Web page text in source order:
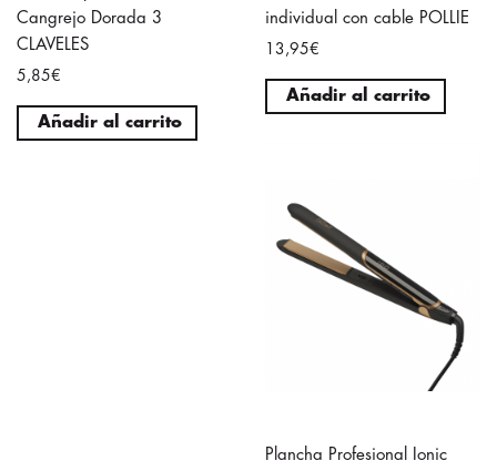
Cangrejo Dorada 3
CLAVELES
5,85€
Añadir al carrito
individual con cable POLLIE
13,95€
Añadir al carrito
Plancha Profesional Ionic